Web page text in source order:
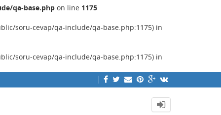
qa-base.php on line 1175
soru-cevap/qa-include/qa-base.php:1175) in
soru-cevap/qa-include/qa-base.php:1175) in